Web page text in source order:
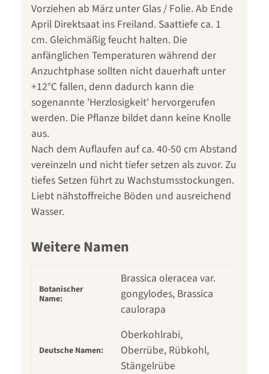
Vorziehen ab März unter Glas / Folie. Ab Ende
April Direktsaat ins Freiland. Saattiefe ca. 1
cm. Gleichmäßig feucht halten. Die
anfänglichen Temperaturen während der
Anzuchtphase sollten nicht dauerhaft unter
+12°C fallen, denn dadurch kann die
sogenannte 'Herzlosigkeit' hervorgerufen
werden. Die Pflanze bildet dann keine Knolle
aus.
Nach dem Auflaufen auf ca. 40-50 cm Abstand
vereinzeln und nicht tiefer setzen als zuvor. Zu
tiefes Setzen führt zu Wachstumsstockungen.
Liebt nähstoffreiche Böden und ausreichend
Wasser.
Weitere Namen
Botanischer
Name:
Brassica oleracea var.
gongylodes, Brassica
caulorapa
Deutsche Namen:
Oberkohlrabi,
Oberrübe, Rübkohl,
Stängelrübe